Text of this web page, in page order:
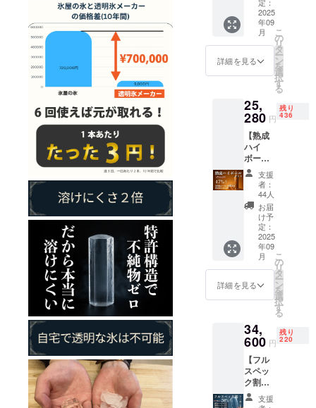
になります
ように。
円。
カー1
台、角
型氷
メー
カー1
台。一
28,214
円
2025
年09
月
詳細を見る
こ
の
リ
タ
ー
ン
を
選
択
す
る
25,
280 円
残り
436
【熟成
ハイ
ボール
セット
47%オ
フ】柱
型氷
メー
カー1
台、ウ
イス
キー熟
成ボト
ル1本。
一般販
売予定
47,814
円。お
酒その
ものは
付属し
ませ
ん。
支援
者：
44人
お届
け予
定：
2025
年09
月
詳細を見る
こ
の
リ
タ
ー
ン
を
選
択
す
る
34,
600 円
残り
220
【フル
スペッ
ク割
50%オ
フ】柱
支援